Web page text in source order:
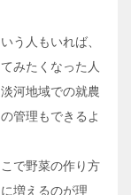
う人もいれば、
みたくなった人
河地域での就農
管理もできるよ
で野菜の作り方
増えるのが理